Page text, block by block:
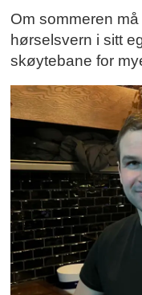
Om sommeren
hørselsvern i sitt
skøytebane for